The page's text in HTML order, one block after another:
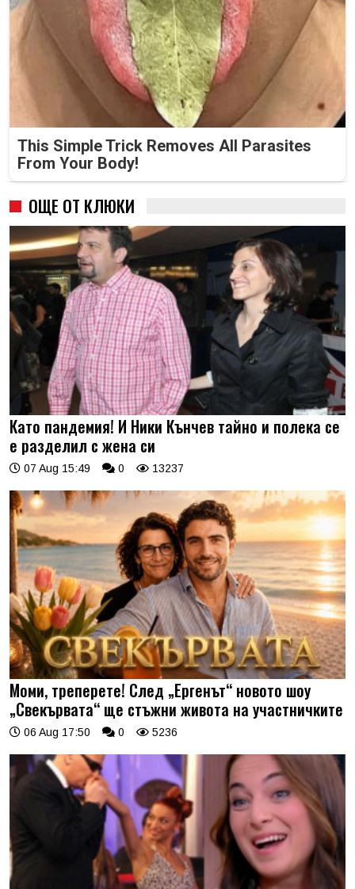
This Simple Trick Removes All Parasites
From Your Body!
ОЩЕ ОТ КЛЮКИ
Като пандемия! И Ники Кънчев тайно и полека се
е разделил с жена си
07 Aug 15:49 0 13237
Моми, треперете! След „Ергенът“ новото шоу
„Свекървата“ ще стъжни живота на участничките
06 Aug 17:50 0 5236